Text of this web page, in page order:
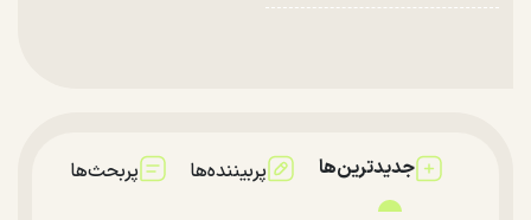
جدیدترین‌ها پربیننده‌ها پربحث‌ها